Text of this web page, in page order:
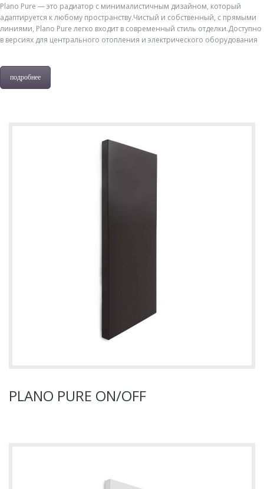
Plano Pure — это радиатор с минималистичным дизайном, который
адаптируется к любому пространству.Чистый и собственный, с прямыми
линиями, Plano Pure легко входит в современный стиль отделки.Доступно
в версиях для центрального отопления и электрического оборудования
подробнее
PLANO PURE ON/OFF